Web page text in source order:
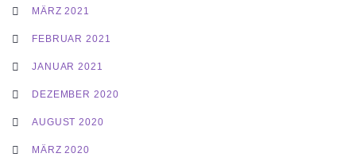
MÄRZ 2021
FEBRUAR 2021
JANUAR 2021
DEZEMBER 2020
AUGUST 2020
MÄRZ 2020